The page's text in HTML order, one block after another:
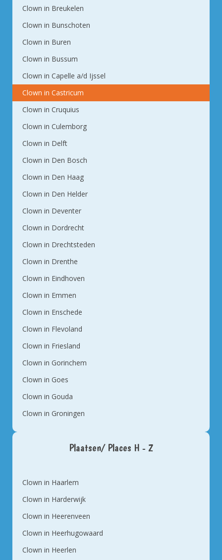
Clown in Breukelen
Clown in Bunschoten
Clown in Buren
Clown in Bussum
Clown in Capelle a/d Ijssel
Clown in Castricum
Clown in Cruquius
Clown in Culemborg
Clown in Delft
Clown in Den Bosch
Clown in Den Haag
Clown in Den Helder
Clown in Deventer
Clown in Dordrecht
Clown in Drechtsteden
Clown in Drenthe
Clown in Eindhoven
Clown in Emmen
Clown in Enschede
Clown in Flevoland
Clown in Friesland
Clown in Gorinchem
Clown in Goes
Clown in Gouda
Clown in Groningen
Plaatsen/ Places H - Z
Clown in Haarlem
Clown in Harderwijk
Clown in Heerenveen
Clown in Heerhugowaard
Clown in Heerlen